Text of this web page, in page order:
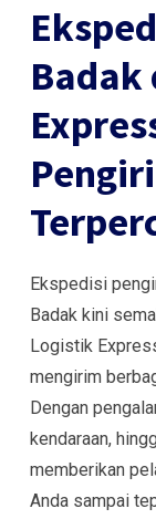
Badak
Ekspedisi
Badak kini
Logistik
mengirim
Dengan
kendaraan,
memberikan
Anda sampai